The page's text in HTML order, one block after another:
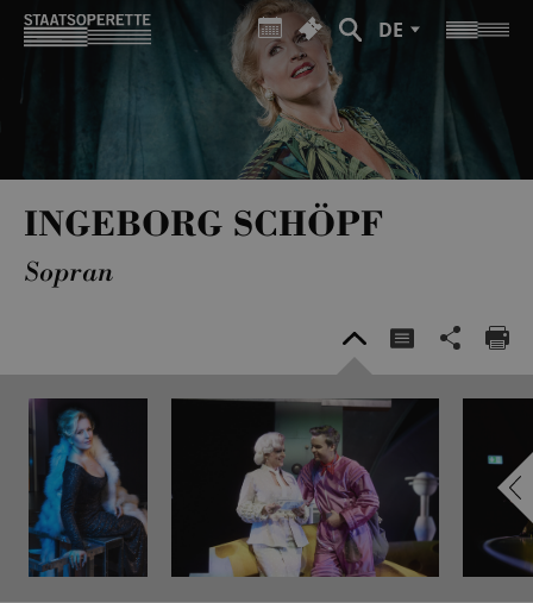
DE
INGEBORG SCHÖPF
Sopran